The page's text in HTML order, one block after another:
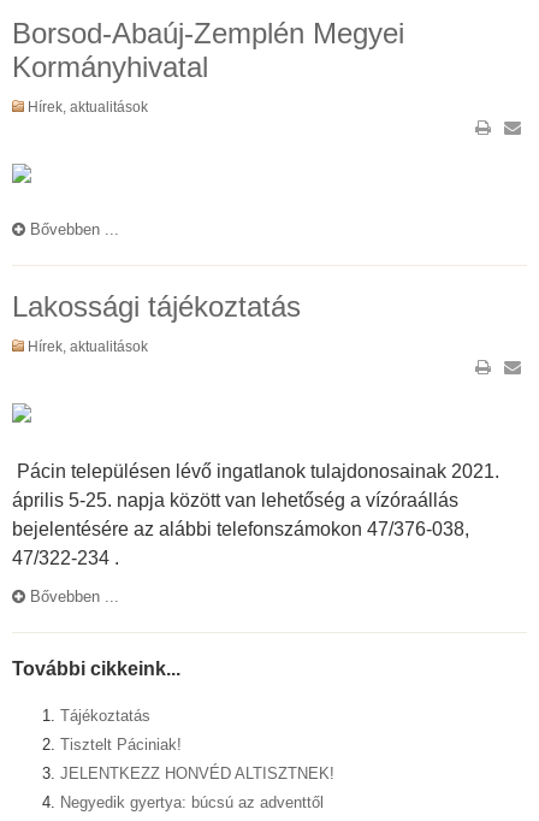
Borsod-Abaúj-Zemplén Megyei
Kormányhivatal
Hírek, aktualitások
Bővebben ...
Lakossági tájékoztatás
Hírek, aktualitások
Pácin településen lévő ingatlanok tulajdonosainak 2021.
április 5-25. napja között van lehetőség a vízóraállás
bejelentésére az alábbi telefonszámokon 47/376-038,
47/322-234 .
Bővebben ...
További cikkeink...
Tájékoztatás
Tisztelt Páciniak!
JELENTKEZZ HONVÉD ALTISZTNEK!
Negyedik gyertya: búcsú az adventtől